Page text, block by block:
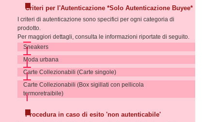
Criteri per l'Autenticazione *Solo Autenticazione Buyee*
I criteri di autenticazione sono specifici per ogni categoria di
prodotto.
Per maggiori dettagli, consulta le informazioni riportate di seguito.
Sneakers
Moda urbana
Carte Collezionabili (Carte singole)
Carte Collezionabili (Box sigillati con pellicola
termoretraibile)
Procedura in caso di esito 'non autenticabile'